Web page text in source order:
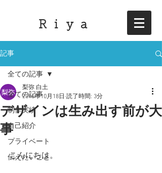
R i y a
記事
全ての記事
制作実績
自己紹介
プライベート
伝えたいこと
全ての記事
デザインは生み出す前が大
事
梨弥 白土
2016年10月18日 読了時間: 3分
こんにちは。